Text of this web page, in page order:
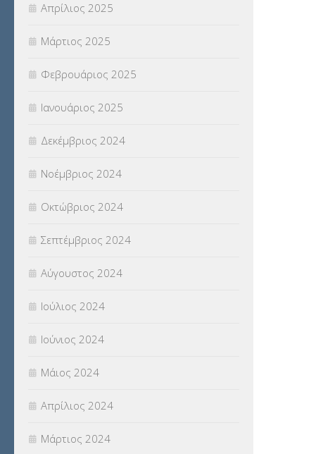
Απρίλιος 2025
Μάρτιος 2025
Φεβρουάριος 2025
Ιανουάριος 2025
Δεκέμβριος 2024
Νοέμβριος 2024
Οκτώβριος 2024
Σεπτέμβριος 2024
Αύγουστος 2024
Ιούλιος 2024
Ιούνιος 2024
Μάιος 2024
Απρίλιος 2024
Μάρτιος 2024